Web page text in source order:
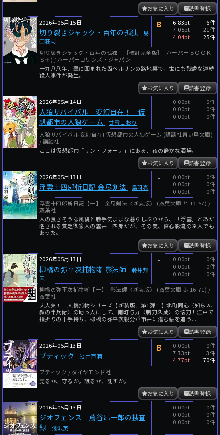
読書登録
お気に入り
2026年05月15日
切り裂きジャック・百年の孤独
島
田荘司
B
6.83pt
7.05pt
4.04pt
6件
21件
25件
切り裂きジャック・百年の孤独 ［改訂完全版］ (ハーパーＢＯＯＫ
Ｓ＋) / ハーパーコリンズ・ジャパン
一九八八年、壁に囲まれた西ベルリンの路地裏で、世にも残虐な連続
殺人事件が発生。
読書登録
お気に入り
2026年05月14日
人狼サバイバル 変幻自在！ 仮
想都市の人狼ゲーム
甘雪こおり
-
0.00pt
0.00pt
0.00pt
0件
0件
0件
人狼サバイバル 変幻自在! 仮想都市の人狼ゲーム (講談社青い鳥文庫)
/ 講談社
ここは仮想都市「サン・フォーナ」にある、夜の静かな酒場。
読書登録
お気に入り
2026年05月13日
浮雲十四郎斬日記 金尽剣法 鳥羽亮
-
0.00pt
0.00pt
0.00pt
0件
0件
0件
浮雲十四郎斬日記【一】 -金尽剣法〈新装版〉 (双葉文庫 と 12-67) /
双葉社
人の良さそうな風貌と勝手気ままな暮らしぶりから、「浮雲」とあだ
名される貧乏御家人の雲井十四郎だが、その実、直心影流の達人でも
あった。
読書登録
お気に入り
2026年05月13日
柳橋の弥平次捕物噺 影法師
藤井邦
夫
-
0.00pt
0.00pt
0.00pt
0件
0件
0件
柳橋の弥平次捕物噺【一】 -影法師〈新装版〉 (双葉文庫 ふ 16-71) /
双葉社
大人気！ 人情捕物シリーズ【新装版、第1弾！】北町同心〈知らん
顔の半兵衛〉の助っ人にして、南町与力〈剃刀久蔵〉の懐刀！江戸で
指折りの十手持ち、柳橋の弥平次親分が市井に潜む悪を追う...
読書登録
お気に入り
2026年05月13日
ブティック 池井戸潤
B
0.00pt
7.33pt
4.77pt
0件
3件
70件
ブティック / ダイヤモンド社
売るか、守るか。譲るか、託すか。
読書登録
お気に入り
2026年05月13日
ジオフェンス 蔦谷昂一郎の捜査
録
浅沢英
-
0.00pt
0.00pt
0.00pt
0件
0件
0件